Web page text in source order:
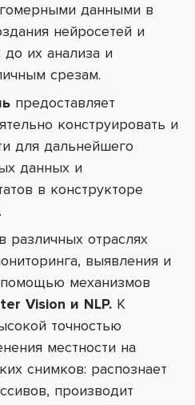
данными в
нейросетей и
их анализа и
срезам.
предоставляет
конструировать и
для дальнейшего
данных и
в конструкторе
отраслях
выявления и
механизмов
Vision и NLP. К
точностью
местности на
снимков: распознает
производит